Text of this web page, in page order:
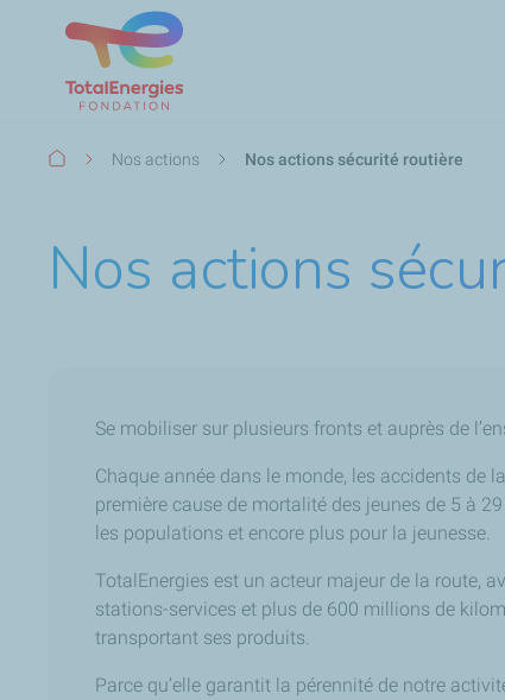
Fil
Nos actions Nos actions sécurité routière
Nos actions
Se mobiliser sur plusieurs fronts et auprès de
Chaque année dans le monde, les accidents de
première cause de mortalité des jeunes de 5 à
les populations et encore plus pour la jeunesse.
TotalEnergies est un acteur majeur de la route,
stations-services et plus de 600 millions de
transportant ses produits.
Parce qu’elle garantit la pérennité de notre